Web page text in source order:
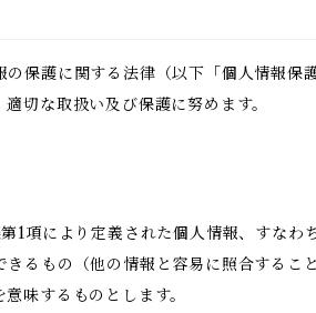
保護に関する法律（以下「個人情報保
切な取扱い及び保護に努めます。
項により定義された個人情報、すな
るもの（他の情報と容易に照合するこ
味するものとします。